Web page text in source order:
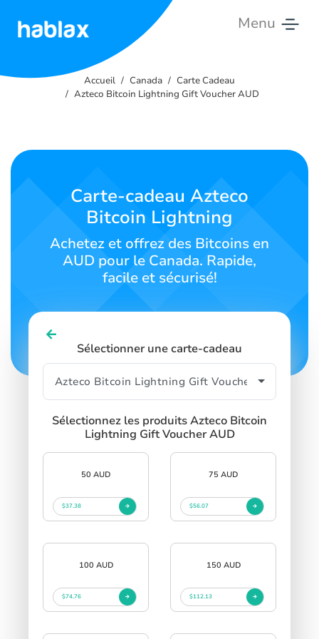
Menu
nous
Accueil Canada
Carte Cadeau
Azteco Bitcoin Lightning Gift Voucher AUD
Carte-cadeau Azteco
Bitcoin Lightning
Achetez et offrez des Bitcoins en
AUD pour le Canada. Rapide,
facile et sécurisé!
Sélectionner une carte-cadeau
Sélectionnez les produits Azteco Bitcoin
Lightning Gift Voucher AUD
50 AUD
$37.38
75 AUD
$56.07
100 AUD
$74.76
150 AUD
$112.13